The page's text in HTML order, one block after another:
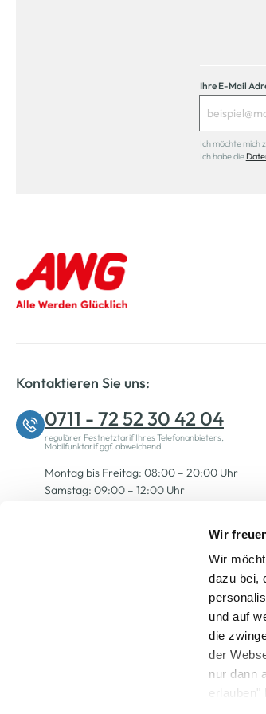
Wir
Wir
dazu bei,
und auf
die
der
nur dann
Ihre E-Mail
Ich möchte mich
Ich habe die
Kontaktieren Sie uns:
0711 - 72 52 30 42 04
regulärer Festnetztarif Ihres Telefonanbieters,
Mobilfunktarif ggf. abweichend.
Montag bis Freitag: 08:00 – 20:00 Uhr
Samstag: 09:00 – 12:00 Uhr